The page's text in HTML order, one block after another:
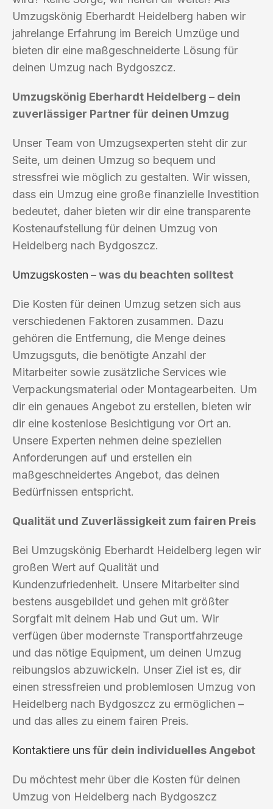
Umzugskönig Eberhardt Heidelberg haben wir
jahrelange Erfahrung im Bereich Umzüge und
bieten dir eine maßgeschneiderte Lösung für
deinen Umzug nach Bydgoszcz.
Umzugskönig Eberhardt Heidelberg – dein
zuverlässiger Partner für deinen Umzug
Unser Team von Umzugsexperten steht dir zur
Seite, um deinen Umzug so bequem und
stressfrei wie möglich zu gestalten. Wir wissen,
dass ein Umzug eine große finanzielle Investition
bedeutet, daher bieten wir dir eine transparente
Kostenaufstellung für deinen Umzug von
Heidelberg nach Bydgoszcz.
Umzugskosten – was du beachten solltest
Die Kosten für deinen Umzug setzen sich aus
verschiedenen Faktoren zusammen. Dazu
gehören die Entfernung, die Menge deines
Umzugsguts, die benötigte Anzahl der
Mitarbeiter sowie zusätzliche Services wie
Verpackungsmaterial oder Montagearbeiten. Um
dir ein genaues Angebot zu erstellen, bieten wir
dir eine kostenlose Besichtigung vor Ort an.
Unsere Experten nehmen deine speziellen
Anforderungen auf und erstellen ein
maßgeschneidertes Angebot, das deinen
Bedürfnissen entspricht.
Qualität und Zuverlässigkeit zum fairen Preis
Bei Umzugskönig Eberhardt Heidelberg legen wir
großen Wert auf Qualität und
Kundenzufriedenheit. Unsere Mitarbeiter sind
bestens ausgebildet und gehen mit größter
Sorgfalt mit deinem Hab und Gut um. Wir
verfügen über modernste Transportfahrzeuge
und das nötige Equipment, um deinen Umzug
reibungslos abzuwickeln. Unser Ziel ist es, dir
einen stressfreien und problemlosen Umzug von
Heidelberg nach Bydgoszcz zu ermöglichen –
und das alles zu einem fairen Preis.
Kontaktiere unsfür dein individuelles Angebot
Du möchtest mehr über die Kosten für deinen
Umzug von Heidelberg nach Bydgoszcz